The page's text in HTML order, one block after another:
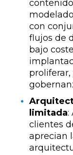
con
flujos de
bajo
limitada:
clientes
aprecian